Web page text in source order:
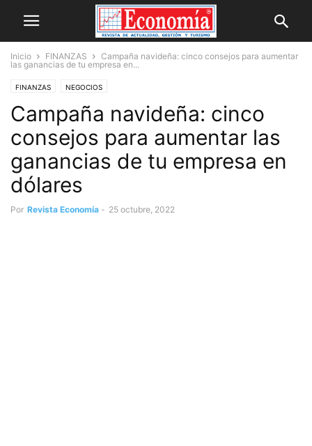
Inicio FINANZAS
Campaña navideña: cinco consejos para aumentar
las ganancias de tu empresa en...
FINANZAS NEGOCIOS
Campaña navideña: cinco
consejos para aumentar las
ganancias de tu empresa en
dólares
Por Revista Economía - 25 octubre, 2022